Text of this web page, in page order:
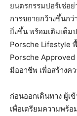
ยนตรกรรมปอร์เช่อ
การขยายกว้างขึ้นกว่
ยิ่งขึ้น พร้อมเติมเต็ม
Porsche Lifestyle
Porsche
มืออาชีพ เพื่อสร้างค
ก่อนออกเดินทาง ผู้เ
เพื่อเตรียมความพร้